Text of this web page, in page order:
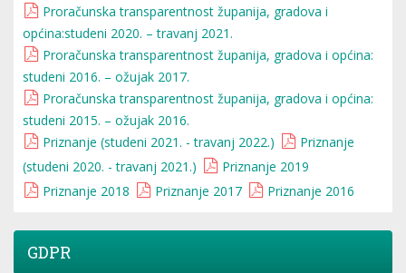
Proračunska transparentnost županija, gradova i
općina:studeni 2020. – travanj 2021.
Proračunska transparentnost županija, gradova i općina:
studeni 2016. – ožujak 2017.
Proračunska transparentnost županija, gradova i općina:
studeni 2015. – ožujak 2016.
Priznanje (studeni 2021. - travanj 2022.)
Priznanje
(studeni 2020. - travanj 2021.)
Priznanje 2019
Priznanje 2018
Priznanje 2017 Priznanje 2016
GDPR